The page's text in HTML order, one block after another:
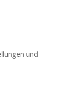
und